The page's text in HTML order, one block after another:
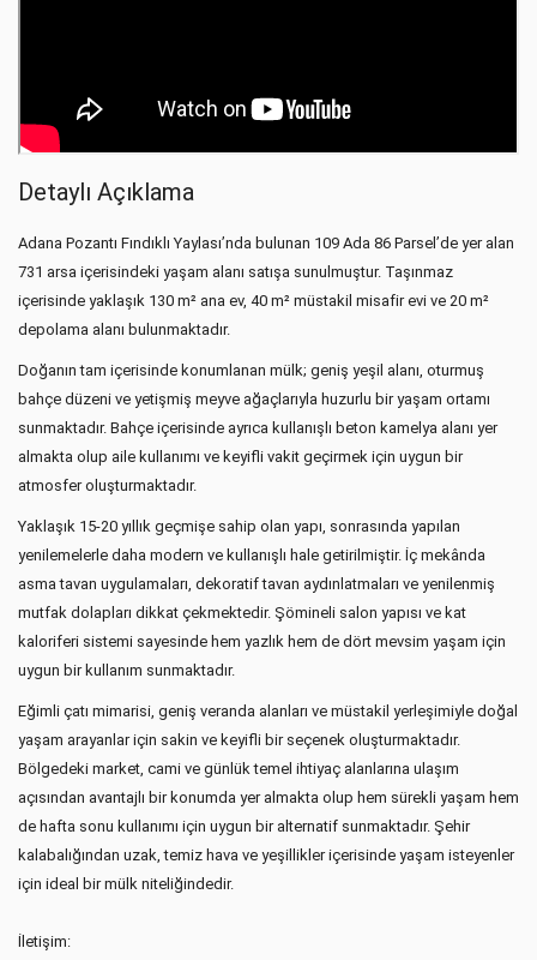
Detaylı Açıklama
Adana Pozantı Fındıklı Yaylası’nda bulunan 109 Ada 86 Parsel’de yer alan
731 arsa içerisindeki yaşam alanı satışa sunulmuştur. Taşınmaz
içerisinde yaklaşık 130 m² ana ev, 40 m² müstakil misafir evi ve 20 m²
depolama alanı bulunmaktadır.
Doğanın tam içerisinde konumlanan mülk; geniş yeşil alanı, oturmuş
bahçe düzeni ve yetişmiş meyve ağaçlarıyla huzurlu bir yaşam ortamı
sunmaktadır. Bahçe içerisinde ayrıca kullanışlı beton kamelya alanı yer
almakta olup aile kullanımı ve keyifli vakit geçirmek için uygun bir
atmosfer oluşturmaktadır.
Yaklaşık 15-20 yıllık geçmişe sahip olan yapı, sonrasında yapılan
yenilemelerle daha modern ve kullanışlı hale getirilmiştir. İç mekânda
asma tavan uygulamaları, dekoratif tavan aydınlatmaları ve yenilenmiş
mutfak dolapları dikkat çekmektedir. Şömineli salon yapısı ve kat
kaloriferi sistemi sayesinde hem yazlık hem de dört mevsim yaşam için
uygun bir kullanım sunmaktadır.
Eğimli çatı mimarisi, geniş veranda alanları ve müstakil yerleşimiyle doğal
yaşam arayanlar için sakin ve keyifli bir seçenek oluşturmaktadır.
Bölgedeki market, cami ve günlük temel ihtiyaç alanlarına ulaşım
açısından avantajlı bir konumda yer almakta olup hem sürekli yaşam hem
de hafta sonu kullanımı için uygun bir alternatif sunmaktadır. Şehir
kalabalığından uzak, temiz hava ve yeşillikler içerisinde yaşam isteyenler
için ideal bir mülk niteliğindedir.
İletişim: